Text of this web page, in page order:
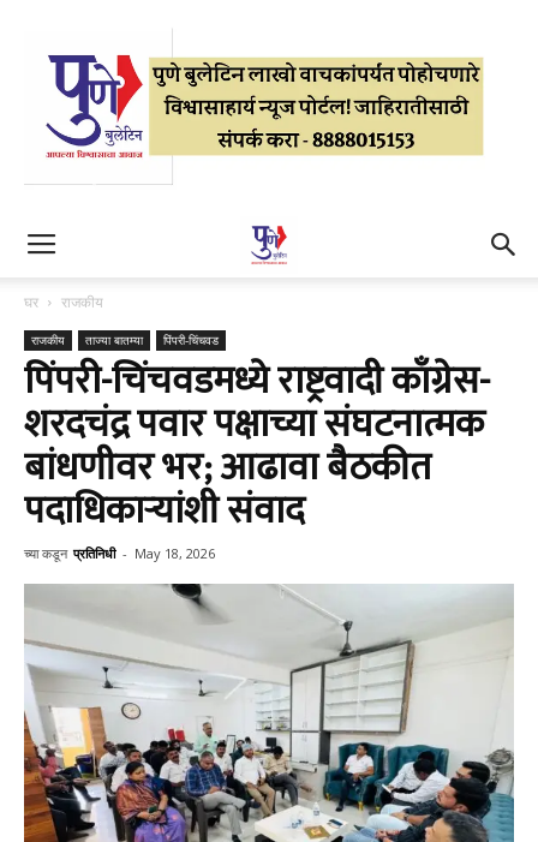
घर राजकीय
राजकीय ताज्या बातम्या पिंपरी-चिंचवड
पिंपरी-चिंचवडमध्ये राष्ट्रवादी काँग्रेस-
शरदचंद्र पवार पक्षाच्या संघटनात्मक
बांधणीवर भर; आढावा बैठकीत
पदाधिकाऱ्यांशी संवाद
च्या कडून प्रतिनिधी - May 18, 2026